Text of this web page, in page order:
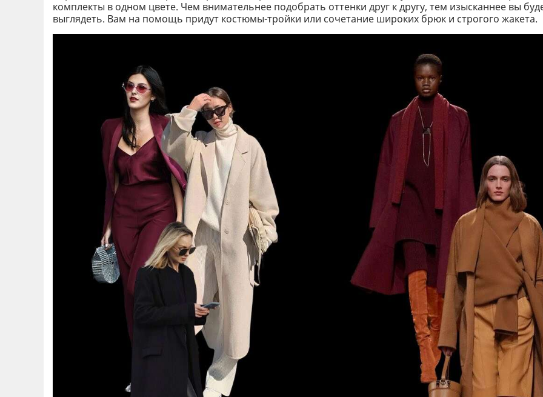
комплекты в одном цвете. Чем внимательнее подобрать оттенки друг к другу, тем изысканнее вы
выглядеть. Вам на помощь придут костюмы-тройки или сочетание широких брюк и строгого жакета.